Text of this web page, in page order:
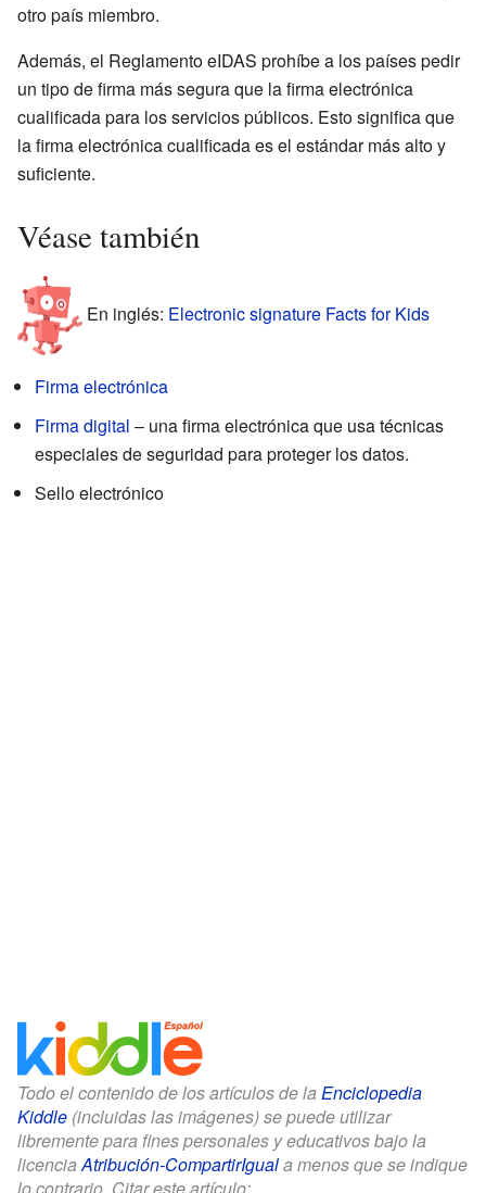
otro país miembro.
Además, el Reglamento eIDAS prohíbe a los países pedir
un tipo de firma más segura que la firma electrónica
cualificada para los servicios públicos. Esto significa que
la firma electrónica cualificada es el estándar más alto y
suficiente.
Véase también
En inglés: Electronic signature Facts for Kids
Firma electrónica
Firma digital – una firma electrónica que usa técnicas
especiales de seguridad para proteger los datos.
Sello electrónico
Todo el contenido de los artículos de la Enciclopedia
Kiddle (incluidas las imágenes) se puede utilizar
libremente para fines personales y educativos bajo la
licencia Atribución-CompartirIguala menos que se indique
lo contrario. Citar este artículo: